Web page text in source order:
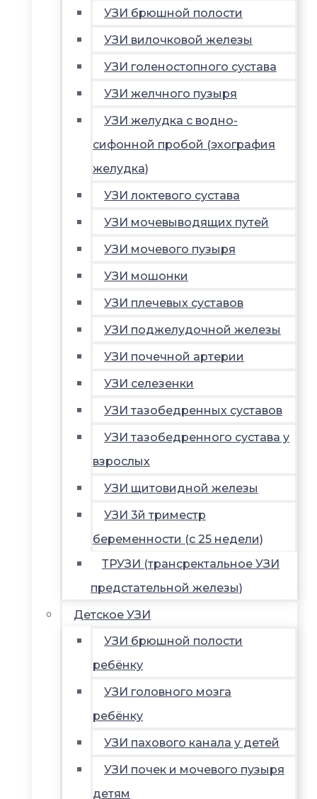
УЗИ брюшной полости
УЗИ вилочковой железы
УЗИ голеностопного сустава
УЗИ желчного пузыря
УЗИ желудка с водно-
сифонной пробой (эхография
желудка)
УЗИ локтевого сустава
УЗИ мочевыводящих путей
УЗИ мочевого пузыря
УЗИ мошонки
УЗИ плечевых суставов
УЗИ поджелудочной железы
УЗИ почечной артерии
УЗИ селезенки
УЗИ тазобедренных суставов
УЗИ тазобедренного сустава у
взрослых
УЗИ щитовидной железы
УЗИ 3й триместр
беременности (с 25 недели)
ТРУЗИ (трансректальное УЗИ
предстательной железы)
Детское УЗИ
УЗИ брюшной полости
ребёнку
УЗИ головного мозга
ребёнку
УЗИ пахового канала у детей
УЗИ почек и мочевого пузыря
детям